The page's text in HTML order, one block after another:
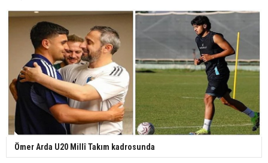
Ömer Arda U20 Millî Takım kadrosunda